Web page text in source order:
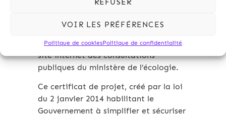
VOIR LES PRÉFÉRENCES
Politique de cookiesPolitique de confidentialité
Les projets d’ordonnance et de décret
projet viennent d’être publiés sur le
site internet des consultations
publiques du ministère de l’écologie.
Ce certificat de projet, créé par la loi
du 2 janvier 2014 habilitant le
Gouvernement à simplifier et sécuriser